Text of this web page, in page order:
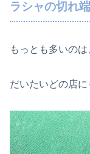
ラシャの切れ端
もっとも多いの
だいたいどの店に